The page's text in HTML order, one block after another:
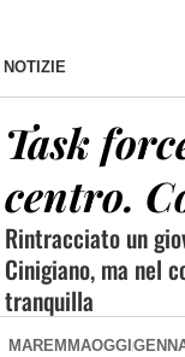
NOTIZIE
Task
centro.
Rintracciato un
Cinigiano, ma nel
tranquilla
MAREMMAOGGI